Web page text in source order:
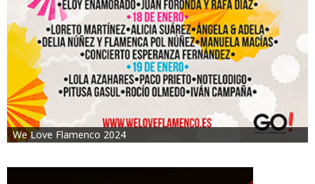
We Love Flamenco 2024